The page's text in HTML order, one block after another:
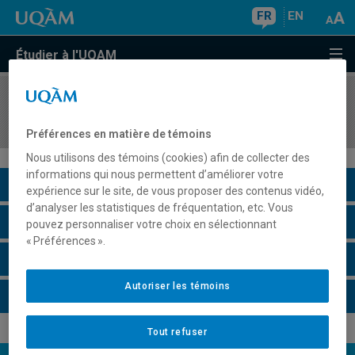
FR EN
Étudier à l'UQAM
COURS//
Description du cours
Horaire - Été 2026
Préférences en matière de témoins
Nous utilisons des témoins (cookies) afin de collecter des
informations qui nous permettent d’améliorer votre
expérience sur le site, de vous proposer des contenus vidéo,
d’analyser les statistiques de fréquentation, etc. Vous
pouvez personnaliser votre choix en sélectionnant
« Préférences ».
Tout refuser
Autoriser les témoins